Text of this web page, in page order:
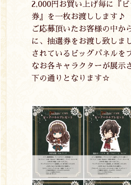
2,000円お買い上げ毎に『
券』を一枚お渡しします♪
ご応募頂いたお客様の中か
に、抽選券をお渡し致しま
されているビッグパネルを
なお各キャラクターが展示
下の通りとなります☆